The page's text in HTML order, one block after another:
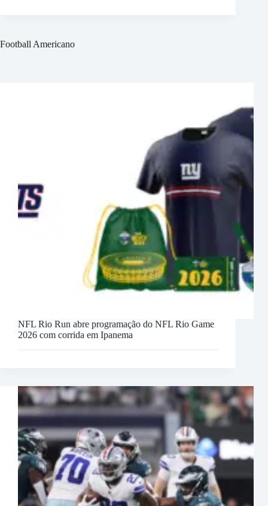
Football Americano
NFL Rio Run abre programação do NFL Rio Game
2026 com corrida em Ipanema